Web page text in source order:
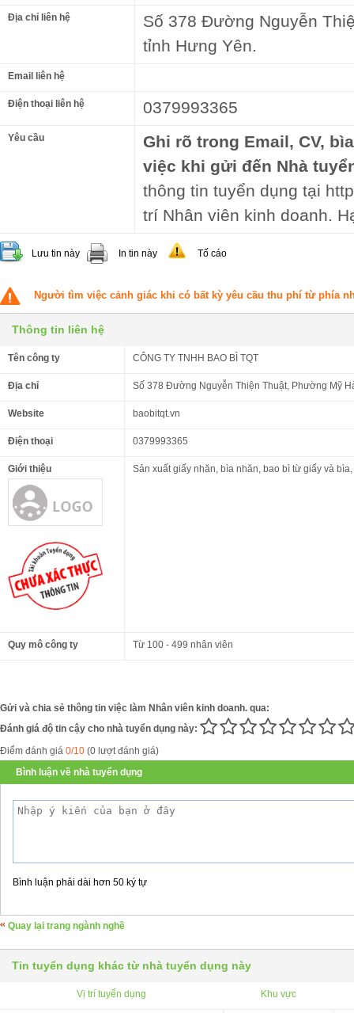
Địa chỉ liên hệ
Số 378 Đường Nguyễn
tỉnh Hưng Yên.
Email liên hệ
Điện thoại liên hệ 0379993365
Yêu cầu
Ghi rõ trong Email, CV,
việc khi gửi đến Nhà
thông tin tuyển dụng tại
trí Nhân viên kinh doanh.
Lưu tin này In tin này Tố cáo
Người tìm việc cảnh giác khi có bất kỳ yêu cầu thu phí từ phía
Thông tin liên hệ
Tên công ty CÔNG TY TNHH BAO BÌ TQT
Địa chỉ Số 378 Đường Nguyễn Thiện Thuật, Phường Mỹ
Website baobitqt.vn
Điện thoại 0379993365
Giới thiệu Sản xuất giấy nhăn, bìa nhăn, bao bì từ giấy và
Quy mô công ty Từ 100 - 499 nhân viên
Gửi và chia sẻ thông tin việc làm Nhân viên kinh doanh. qua:
Đánh giá độ tin cậy cho nhà tuyển dụng này:
Điểm đánh giá 0/10 (0 lượt đánh giá)
Bình luận về nhà tuyển dụng
Bình luận phải dài hơn 50 ký tự
Quay lại trang ngành nghề
Tin tuyển dụng khác từ nhà tuyển dụng này
Vị trí tuyển dụng Khu vực